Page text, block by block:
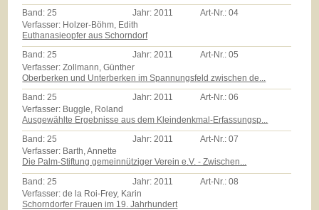
Band:25 Jahr:2011 Art-Nr.:04
Verfasser: Holzer-Böhm, Edith
Euthanasieopfer aus Schorndorf
Band:25 Jahr:2011 Art-Nr.:05
Verfasser: Zollmann, Günther
Oberberken und Unterberken im Spannungsfeld zwischen de...
Band: 25 Jahr: 2011 Art-Nr.:06
Verfasser: Buggle, Roland
Ausgewählte Ergebnisse aus dem Kleindenkmal-Erfassungsp...
Band:25 Jahr:2011 Art-Nr.:07
Verfasser: Barth, Annette
Die Palm-Stiftung gemeinnütziger Verein e.V. - Zwischen...
Band: 25 Jahr: 2011 Art-Nr.:08
Verfasser: de la Roi-Frey, Karin
Schorndorfer Frauen im 19. Jahrhundert